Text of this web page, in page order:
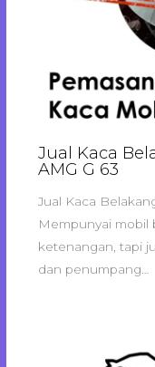
Jual Kaca
AMG G 63
Jual Kaca
Mempunyai mobil
ketenangan, tapi
dan penumpang…